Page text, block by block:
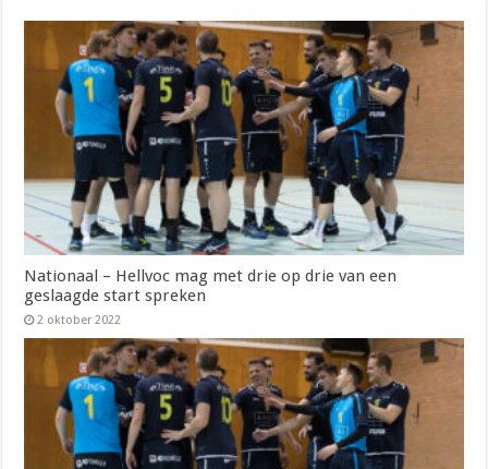
Nationaal – Hellvoc mag met drie op drie van een
geslaagde start spreken
2 oktober 2022